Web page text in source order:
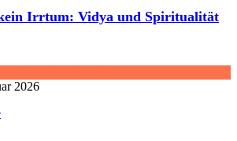
Irrtum: Vidya und Spiritualität
2026